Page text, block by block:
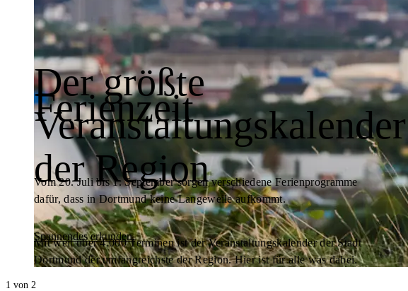
Ferienzeit
Vom 20. Juli bis 1. September sorgen verschiedene Ferienprogramme
dafür, dass in Dortmund keine Langeweile aufkommt.
Spannendes erkunden.
Der größte
Veranstaltungskalender
der Region
Mit weit über 4.000 Terminen ist der Veranstaltungskalender der Stadt
Dortmund der umfangreichste der Region. Hier ist für alle was dabei.
1 von 2